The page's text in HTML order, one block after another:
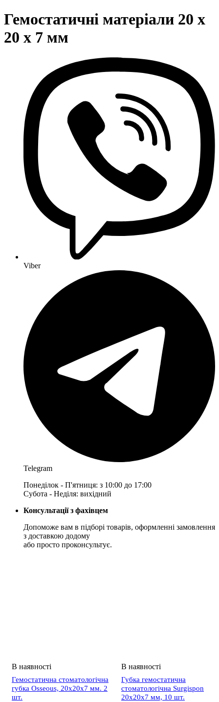
Гемостатичні матеріали 20 x
20 x 7 мм
Viber
Telegram
Понеділок - П'ятниця: з 10:00 до 17:00
Субота - Неділя: вихідний
Консультації з фахівцем
Допоможе вам в підборі товарів, оформленні замовлення
з доставкою додому
або просто проконсультує.
Гемостатична стоматологічна
губка Osseous, 20x20x7 мм. 2
шт.
Губка гемостатична
стоматологічна Surgispon
20х20х7 мм, 10 шт.